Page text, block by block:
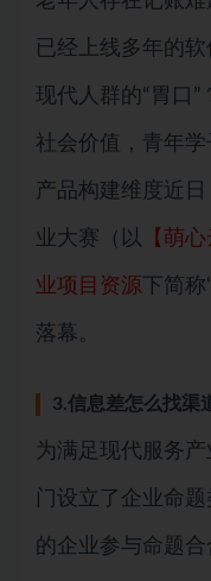
已经上线多年的
现代人群的“胃口”
社会价值，青年
产品构建维度近
业大赛（以 【萌
业项目资源 下简
落幕。
3.信息差怎么找渠
为满足现代服务
门设立了企业命
的企业参与命题